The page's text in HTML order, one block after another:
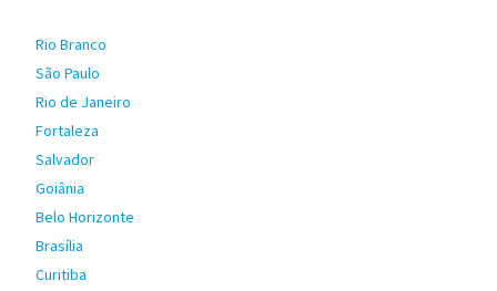
Rio Branco
São Paulo
Rio de Janeiro
Fortaleza
Salvador
Goiânia
Belo Horizonte
Brasília
Curitiba